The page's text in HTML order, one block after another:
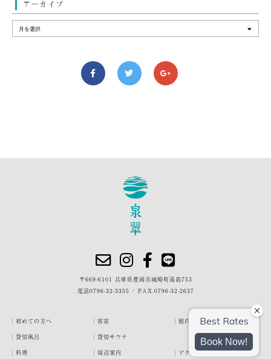
アーカイブ
〒669-6101 兵庫県豊岡市城崎町湯島753
電話0796-32-3355 / FAX.0796-32-2637
初めての方へ 客室
館内・施設
貸切風呂
貸切サウナ
料理
周辺案内 アクセス